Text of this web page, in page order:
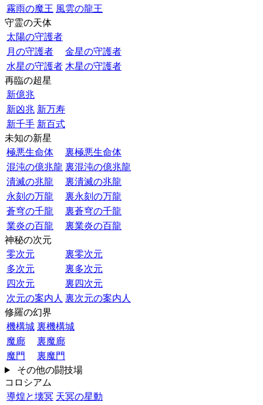
霧雨の魔王 風雲の龍王
守霊の天体
太陽の守護者
月の守護者
金星の守護者
水星の守護者 木星の守護者
再臨の超星
新億兆
新凶兆 新万寿
新千手 新百式
未知の新星
極悪生命体
裏極悪生命体
混沌の億兆龍 裏混沌の億兆龍
潰滅の兆龍
裏潰滅の兆龍
永刻の万龍
裏永刻の万龍
蒼穹の千龍
裏蒼穹の千龍
業炎の百龍
裏業炎の百龍
神秘の次元
零次元
裏零次元
多次元
裏多次元
四次元
裏四次元
次元の案内人 裏次元の案内人
修羅の幻界
機構城 裏機構城
魔廊
裏魔廊
魔門
裏魔門
その他の闘技場
コロシアム
導煌と壊冥 天冥の星動